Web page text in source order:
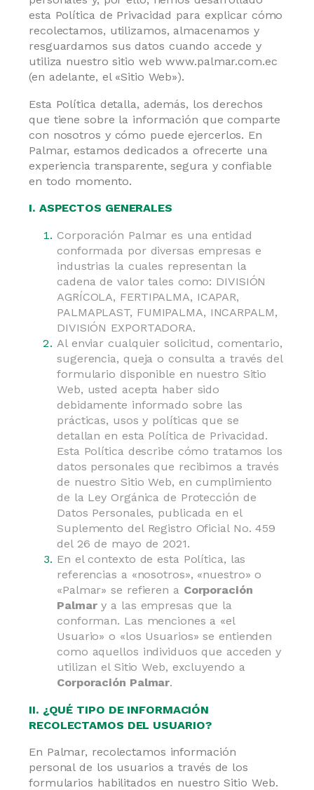
esta Política de Privacidad para explicar cómo
recolectamos, utilizamos, almacenamos y
resguardamos sus datos cuando accede y
utiliza nuestro sitio web www.palmar.com.ec
(en adelante, el «Sitio Web»).
Esta Política detalla, además, los derechos
que tiene sobre la información que comparte
con nosotros y cómo puede ejercerlos. En
Palmar, estamos dedicados a ofrecerte una
experiencia transparente, segura y confiable
en todo momento.
I. ASPECTOS GENERALES
Corporación Palmar es una entidad
conformada por diversas empresas e
industrias la cuales representan la
cadena de valor tales como: DIVISIÓN
AGRÍCOLA, FERTIPALMA, ICAPAR,
PALMAPLAST, FUMIPALMA, INCARPALM,
DIVISIÓN EXPORTADORA.
Al enviar cualquier solicitud, comentario,
sugerencia, queja o consulta a través del
formulario disponible en nuestro Sitio
Web, usted acepta haber sido
debidamente informado sobre las
prácticas, usos y políticas que se
detallan en esta Política de Privacidad.
Esta Política describe cómo tratamos los
datos personales que recibimos a través
de nuestro Sitio Web, en cumplimiento
de la Ley Orgánica de Protección de
Datos Personales, publicada en el
Suplemento del Registro Oficial No. 459
del 26 de mayo de 2021.
En el contexto de esta Política, las
referencias a «nosotros», «nuestro» o
«Palmar» se refieren a Corporación
Palmary a las empresas que la
conforman. Las menciones a «el
Usuario» o «los Usuarios» se entienden
como aquellos individuos que acceden y
utilizan el Sitio Web, excluyendo a
Corporación Palmar.
II. ¿QUÉ TIPO DE INFORMACIÓN
RECOLECTAMOS DEL USUARIO?
En Palmar, recolectamos información
personal de los usuarios a través de los
formularios habilitados en nuestro Sitio Web.